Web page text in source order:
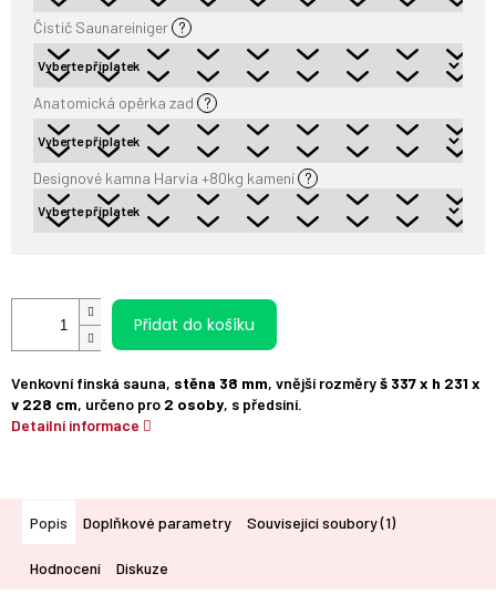
Čistič Saunareiniger ?
Anatomická opěrka zad ?
Designové kamna Harvia +80kg kamení ?
Přidat do košíku
Venkovní finská sauna, stěna 38 mm, vnější rozměryš 337 x h 231 x
v 228 cm, určeno pro 2 osoby, s předsíní.
Detailní informace
Popis Doplňkové parametry Související soubory (1)
Hodnocení Diskuze